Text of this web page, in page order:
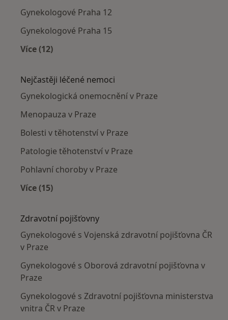
Gynekologové Praha 12
Gynekologové Praha 15
Více (12)
Nejčastěji léčené nemoci
Gynekologická onemocnění v Praze
Menopauza v Praze
Bolesti v těhotenství v Praze
Patologie těhotenství v Praze
Pohlavní choroby v Praze
Více (15)
Zdravotní pojišťovny
Gynekologové s Vojenská zdravotní pojišťovna ČR
v Praze
Gynekologové s Oborová zdravotní pojišťovna v
Praze
Gynekologové s Zdravotní pojišťovna ministerstva
vnitra ČR v Praze